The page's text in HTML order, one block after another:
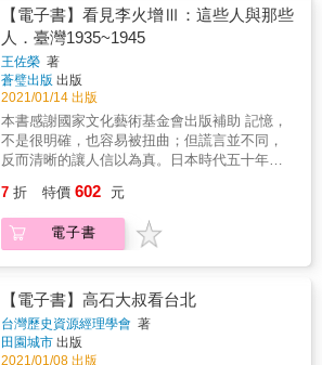
在日記中真誠紀錄了面對未知的愛與恐懼，不
僅留下許多珍貴的史料與見證，更銘刻了一個
年輕的熾熱之心對於生命的求索印記。 & 本書
特色 & ★日本陸軍航空士官學校特攻隊訓練班
出身的台籍日本兵鄭連德(賀川英彥)【戰時日記
手稿】原件刊出 ★「手稿影像」與「日文判
讀」逐頁對照呈現(本書不含中譯)，一部讓人重
返戰時前線的珍貴紀實 ★學者賴永祥、許雪
姬、鄭仰恩、鄭麗玲&mdash;&mdash;專業推
薦
代下無數亡魂的悲慘見證 以及眾多礦坑關聯者
「其後的人生」&hellip;&hellip; & 在日本沖繩
西表島上的「西表礦坑」，如今雜草叢生，鮮
有人跡。但在戰前，這座島嶼曾經燈火通明、
人聲喧擾──因為這裡是大東亞帝國主義下惡名
昭彰的礦坑之島，曾有來自九州、沖繩與殖民
地台灣、朝鮮等地的數千位礦工，在這座熱帶
島嶼上度過高壓管理的艱困生活。有些人被注
射嗎啡強迫勞動、客死異地；有些人則拜戰爭
之賜，從叢林礦坑逃出生天。 & 出生於台灣的
楊添福帶來這座島。身為「媳婦仔」的她，沒
有唸過書，也甚少與外人接觸，她就此成為侍
奉楊家永遠的媳婦，守著當年一家人居住的房
其一生無法離開的「綠色牢籠」，她的回憶被
囚禁的同時，還有一段底層台灣礦工的歷史被
封印於此&hellip;&hellip; & 旅日導演黃胤毓
【電子書】看見李火增Ⅲ：這些人與那些
人．臺灣1935~1945
王佐榮 著
蒼璧出版 出版
2021/01/14 出版
本書感謝國家文化藝術基金會出版補助 記憶，
不是很明確，也容易被扭曲；但謊言並不同，
反而清晰的讓人信以為真。日本時代五十年間
來口述歷史記錄眾多，但大都偏向「文字的描
述」，在某些關鍵問題上，總讓人抱有遺珠之
憾。而在黨國教育下的刻意謊言，又將1945年
讓活在臺灣戰前世代人們感到錯愕的史觀與脈
絡。也因此，李火增先生（1912〜1975）所留
下來的底片更顯得彌足珍貴，他讓我們的父祖
輩真實存活在一張張的膠卷裡。 2012年，李火
7 折 特價 602 元
電子書
【電子書】高石大叔看台北
台灣歷史資源經理學會 著
田園城市 出版
2021/01/08 出版